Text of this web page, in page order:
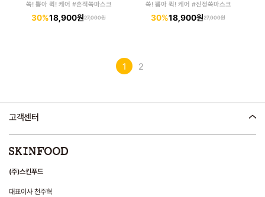
쏙! 뽑아 퀵! 케어 #흔적쏙마스크
30%18,900원27,000원
쏙! 뽑아 퀵! 케어 #진정쏙마스크
30%18,900원27,000원
1 2
고객센터
(주)스킨푸드
대표이사 천주혁